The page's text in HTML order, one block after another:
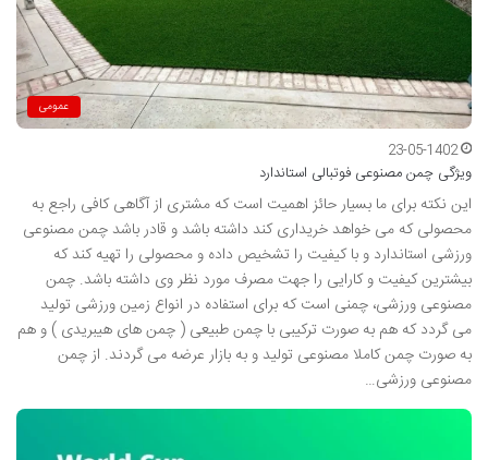
عمومی
23-05-1402
ویژگی چمن مصنوعی فوتبالی استاندارد
این نکته برای ما بسیار حائز اهمیت است که مشتری از آگاهی کافی راجع به
محصولی که می خواهد خریداری کند داشته باشد و قادر باشد چمن مصنوعی
ورزشی استاندارد و با کیفیت را تشخیص داده و محصولی را تهیه کند که
بیشترین کیفیت و کارایی را جهت مصرف مورد نظر وی داشته باشد. چمن
مصنوعی ورزشی، چمنی است که برای استفاده در انواع زمین ورزشی تولید
می گردد که هم به صورت ترکیبی با چمن طبیعی ( چمن های هیبریدی ) و هم
به صورت چمن کاملا مصنوعی تولید و به بازار عرضه می گردند. از چمن
مصنوعی ورزشی…